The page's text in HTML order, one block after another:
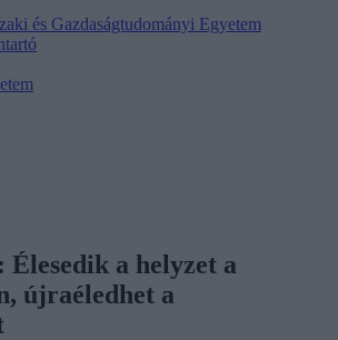
és Gazdaságtudományi Egyetem
a helyzet a
újraéledhet a